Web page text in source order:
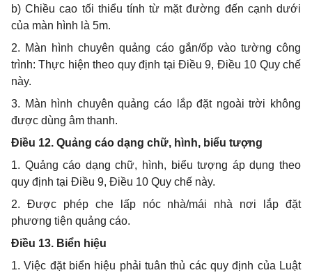
b) Chiều cao tối thiểu tính từ mặt đường đến cạnh dưới
của màn hình là 5m.
2. Màn hình chuyên quảng cáo gắn/ốp vào tường công
trình: Thực hiện theo quy định tại Điều 9, Điều 10 Quy chế
này.
3. Màn hình chuyên quảng cáo lắp đặt ngoài trời không
được dùng âm thanh.
Điều 12. Quảng cáo dạng chữ, hình, biểu tượng
1. Quảng cáo dạng chữ, hình, biểu tượng áp dụng theo
quy định tại Điều 9, Điều 10 Quy chế này.
2. Được phép che lấp nóc nhà/mái nhà nơi lắp đặt
phương tiện quảng cáo.
Điều 13. Biển hiệu
1. Việc đặt biển hiệu phải tuân thủ các quy định của Luật